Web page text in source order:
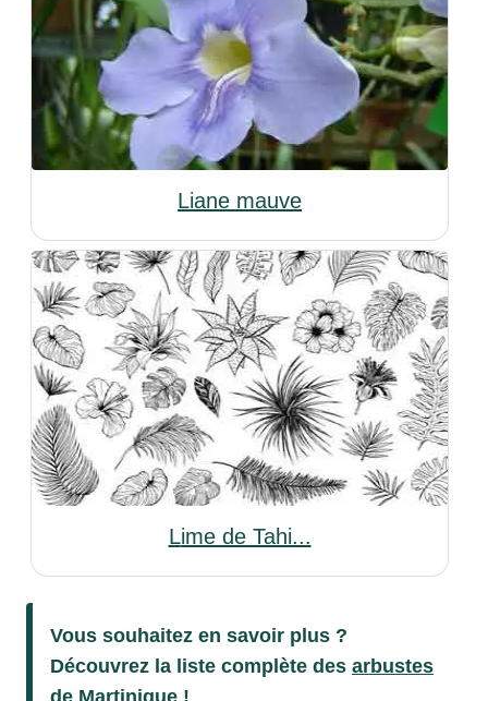
Liane mauve
Lime de Tahi...
Vous souhaitez en savoir plus ?
Découvrez la liste complète des arbustes
de Martinique !